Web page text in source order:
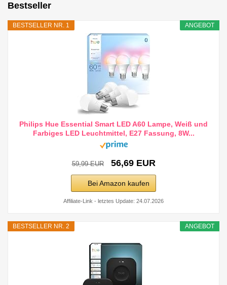
Bestseller
ANGEBOT
BESTSELLER NR. 1
Philips Hue Essential Smart LED A60 Lampe, Weiß und
Farbiges LED Leuchtmittel, E27 Fassung, 8W...
59,99 EUR 56,69 EUR
Bei Amazon kaufen
Affiliate-Link - letztes Update: 24.07.2026
ANGEBOT
BESTSELLER NR. 2